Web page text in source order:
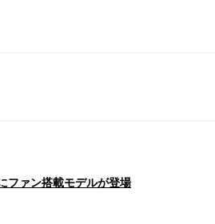
ファン搭載モデルが登場